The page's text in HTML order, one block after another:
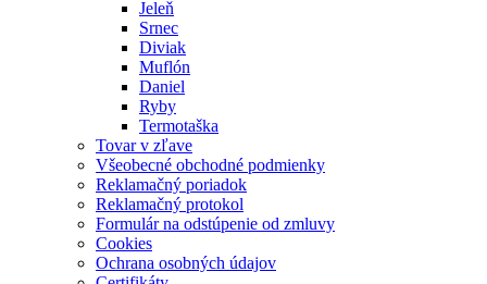
Jeleň
Srnec
Diviak
Muflón
Daniel
Ryby
Termotaška
Tovar v zľave
Všeobecné obchodné podmienky
Reklamačný poriadok
Reklamačný protokol
Formulár na odstúpenie od zmluvy
Cookies
Ochrana osobných údajov